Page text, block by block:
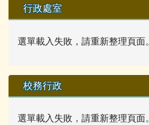
行政處室
選單載入失敗，請重新整理頁面。
校務行政
選單載入失敗，請重新整理頁面。